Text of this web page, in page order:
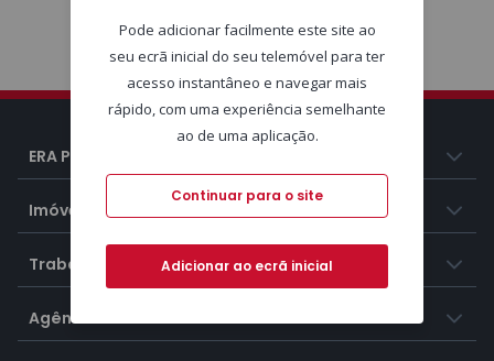
ERA Portugal
Imóveis
Trabalhar na ERA
Agências ERA
Pode adicionar facilmente este site ao
seu ecrã inicial do seu telemóvel para ter
acesso instantâneo e navegar mais
rápido, com uma experiência semelhante
ao de uma aplicação.
Continuar para o site
Adicionar ao ecrã inicial